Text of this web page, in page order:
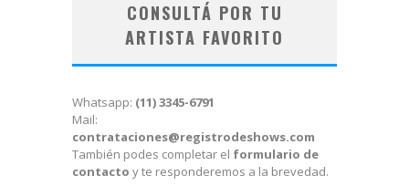
CONSULTÁ POR TU
ARTISTA FAVORITO
Whatsapp: (11) 3345-6791
Mail:
contrataciones@registrodeshows.com
También podes completar el formulario de
contacto y te responderemos a la brevedad.